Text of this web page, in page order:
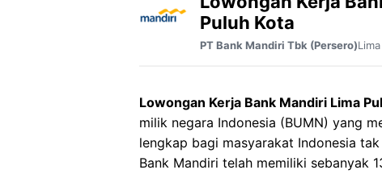
Puluh Kota
PT Bank Mandiri Tbk (Persero)
Lowongan Kerja Bank Mandiri Lima
milik negara Indonesia (BUMN) yang
lengkap bagi masyarakat Indonesia
Bank Mandiri telah memiliki sebanyak